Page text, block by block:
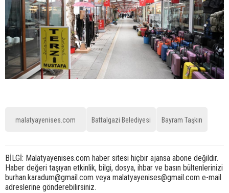
malatyayenises.com Battalgazi Belediyesi Bayram Taşkın
BİLGİ: Malatyayenises.com haber sitesi hiçbir ajansa abone değildir.
Haber değeri taşıyan etkinlik, bilgi, dosya, ihbar ve basın bültenlerinizi
burhan.karadum@gmail.com veya malatyayenises@gmail.com e-mail
adreslerine gönderebilirsiniz.